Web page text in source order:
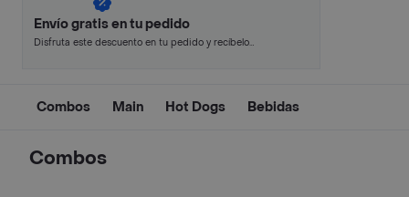
Envío gratis en tu pedido
Disfruta este descuento en tu pedido y recíbelo
Combos Main Hot Dogs Bebidas
Combos